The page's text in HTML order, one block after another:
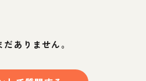
ありません。